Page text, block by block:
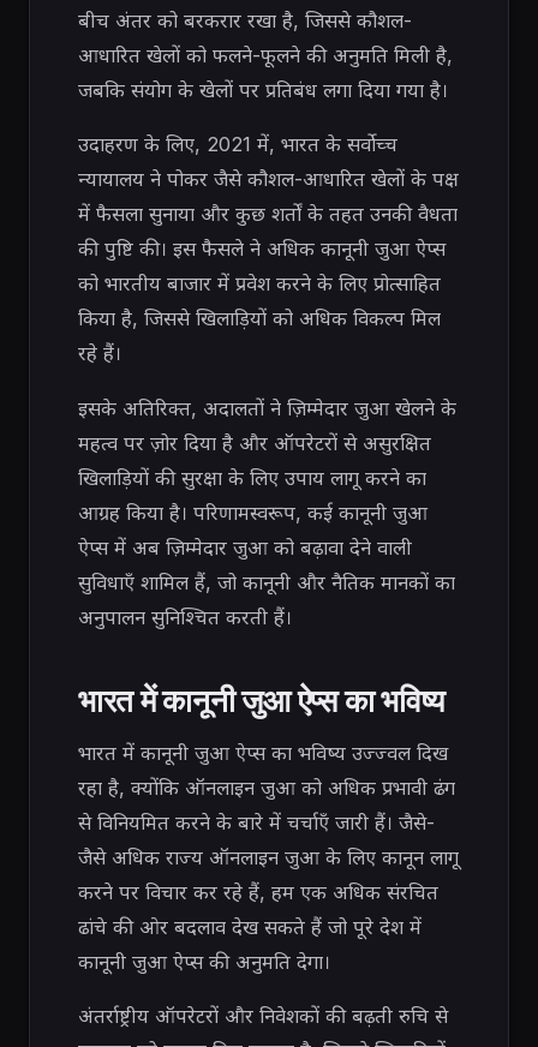
बीच अंतर को बरकरार रखा है, जिससे कौशल-
आधारित खेलों को फलने-फूलने की अनुमति मिली है,
जबकि संयोग के खेलों पर प्रतिबंध लगा दिया गया है।
उदाहरण के लिए, 2021 में, भारत के सर्वोच्च
न्यायालय ने पोकर जैसे कौशल-आधारित खेलों के पक्ष
में फैसला सुनाया और कुछ शर्तों के तहत उनकी वैधता
की पुष्टि की। इस फैसले ने अधिक कानूनी जुआ ऐप्स
को भारतीय बाजार में प्रवेश करने के लिए प्रोत्साहित
किया है, जिससे खिलाड़ियों को अधिक विकल्प मिल
रहे हैं।
इसके अतिरिक्त, अदालतों ने ज़िम्मेदार जुआ खेलने के
महत्व पर ज़ोर दिया है और ऑपरेटरों से असुरक्षित
खिलाड़ियों की सुरक्षा के लिए उपाय लागू करने का
आग्रह किया है। परिणामस्वरूप, कई कानूनी जुआ
ऐप्स में अब ज़िम्मेदार जुआ को बढ़ावा देने वाली
सुविधाएँ शामिल हैं, जो कानूनी और नैतिक मानकों का
अनुपालन सुनिश्चित करती हैं।
भारत में कानूनी जुआ ऐप्स का भविष्य
भारत में कानूनी जुआ ऐप्स का भविष्य उज्ज्वल दिख
रहा है, क्योंकि ऑनलाइन जुआ को अधिक प्रभावी ढंग
से विनियमित करने के बारे में चर्चाएँ जारी हैं। जैसे-
जैसे अधिक राज्य ऑनलाइन जुआ के लिए कानून लागू
करने पर विचार कर रहे हैं, हम एक अधिक संरचित
ढांचे की ओर बदलाव देख सकते हैं जो पूरे देश में
कानूनी जुआ ऐप्स की अनुमति देगा।
अंतर्राष्ट्रीय ऑपरेटरों और निवेशकों की बढ़ती रुचि से